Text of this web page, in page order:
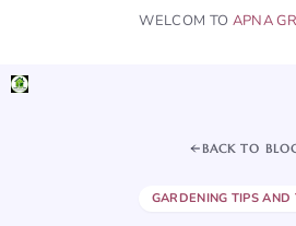
WELCOM TO APNA
BACK TO
GARDENING TIPS AND